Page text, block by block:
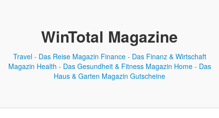
WinTotal Magazine
Travel - Das Reise Magazin Finance - Das Finanz & Wirtschaft
Magazin Health - Das Gesundheit & Fitness Magazin Home - Das
Haus & Garten Magazin Gutscheine